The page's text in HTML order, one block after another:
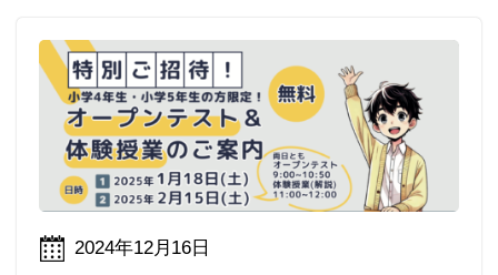
2024年12月16日